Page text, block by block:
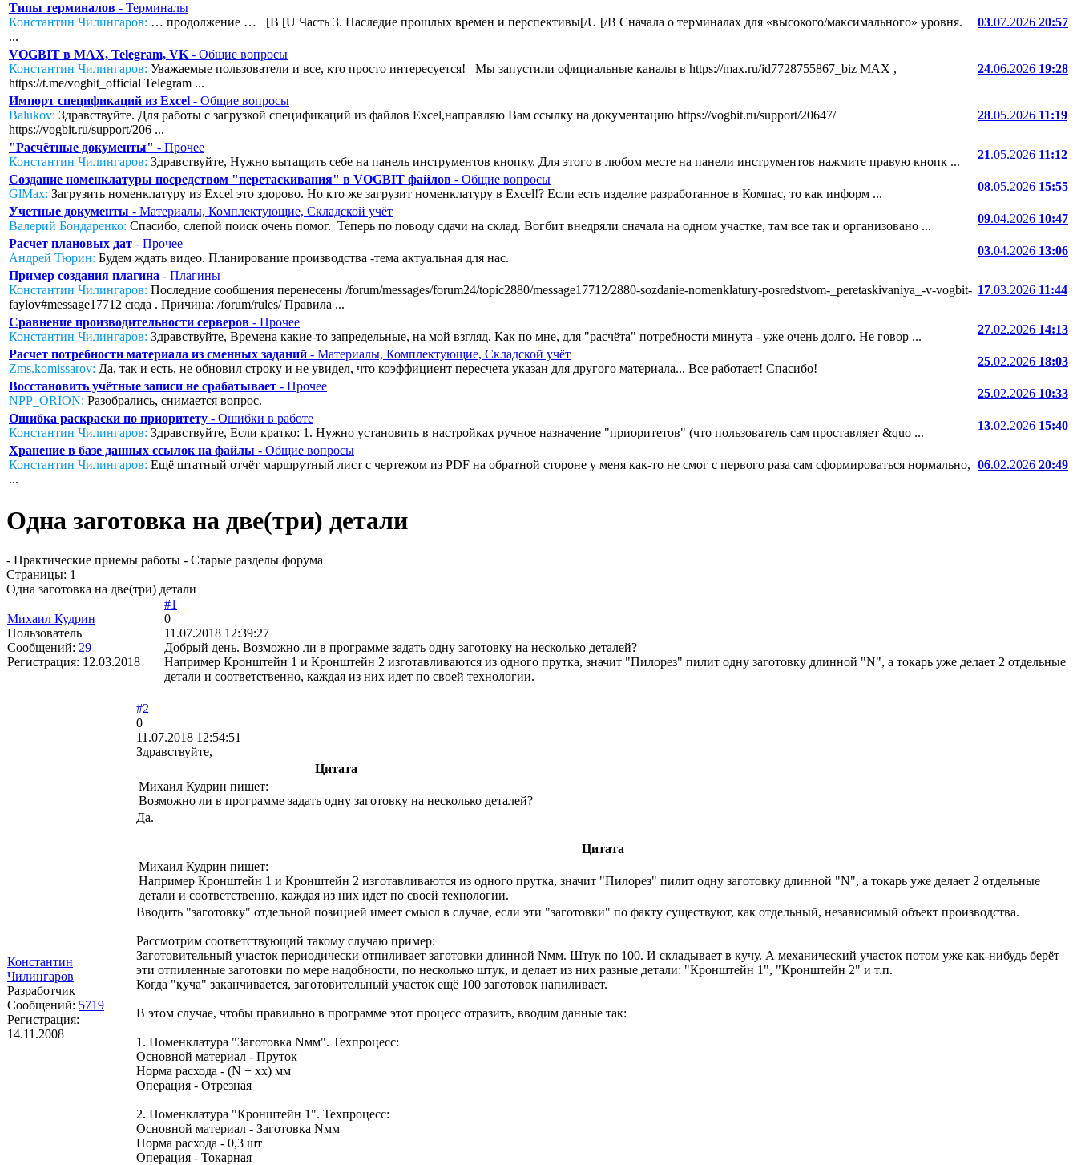
Типы терминалов - Терминалы
Константин Чилингаров: … продолжение … [B [U Часть 3. Наследие прошлых времен и перспективы[/U [/B Сначала о терминалах для «высокого/максимального» уровня.
...
03.07.2026 20:57
VOGBIT в MAX, Telegram, VK - Общие вопросы
Константин Чилингаров: Уважаемые пользователи и все, кто просто интересуется! Мы запустили официальные каналы в https://max.ru/id7728755867_biz MAX ,
https://t.me/vogbit_official Telegram ...
24.06.2026 19:28
Импорт спецификаций из Excel - Общие вопросы
Balukov: Здравствуйте. Для работы с загрузкой спецификаций из файлов Excel,направляю Вам ссылку на документацию https://vogbit.ru/support/20647/
https://vogbit.ru/support/206 ...
28.05.2026 11:19
"Расчётные документы" - Прочее
Константин Чилингаров: Здравствуйте, Нужно вытащить себе на панель инструментов кнопку. Для этого в любом месте на панели инструментов нажмите правую кнопк ...
21.05.2026 11:12
Создание номенклатуры посредством "перетаскивания" в VOGBIT файлов - Общие вопросы
GlMax: Загрузить номенклатуру из Excel это здорово. Но кто же загрузит номенклатуру в Excel!? Если есть изделие разработанное в Компас, то как информ ...
08.05.2026 15:55
Учетные документы - Материалы, Комплектующие, Складской учёт
Валерий Бондаренко: Спасибо, слепой поиск очень помог. Теперь по поводу сдачи на склад. Вогбит внедряли сначала на одном участке, там все так и организовано ...
09.04.2026 10:47
Расчет плановых дат - Прочее
Андрей Тюрин: Будем ждать видео. Планирование производства -тема актуальная для нас.
03.04.2026 13:06
Пример создания плагина - Плагины
Константин Чилингаров: Последние сообщения перенесены /forum/messages/forum24/topic2880/message17712/2880-sozdanie-nomenklatury-posredstvom-_peretaskivaniya_-v-vogbit-
faylov#message17712 сюда . Причина: /forum/rules/ Правила ...
17.03.2026 11:44
Сравнение производительности серверов - Прочее
Константин Чилингаров: Здравствуйте, Времена какие-то запредельные, на мой взгляд. Как по мне, для "расчёта" потребности минута - уже очень долго. Не говор ...
27.02.2026 14:13
Расчет потребности материала из сменных заданий - Материалы, Комплектующие, Складской учёт
Zms.komissarov: Да, так и есть, не обновил строку и не увидел, что коэффициент пересчета указан для другого материала... Все работает! Спасибо!
25.02.2026 18:03
Восстановить учётные записи не срабатывает - Прочее
NPP_ORION: Разобрались, снимается вопрос.
25.02.2026 10:33
Ошибка раскраски по приоритету - Ошибки в работе
Константин Чилингаров: Здравствуйте, Если кратко: 1. Нужно установить в настройках ручное назначение "приоритетов" (что пользователь сам проставляет &quo ...
13.02.2026 15:40
Хранение в базе данных ссылок на файлы - Общие вопросы
Константин Чилингаров: Ещё штатный отчёт маршрутный лист с чертежом из PDF на обратной стороне у меня как-то не смог с первого раза сам сформироваться нормально,
...
06.02.2026 20:49
Одна заготовка на две(три) детали
- Практические приемы работы - Старые разделы форума
Страницы: 1
Одна заготовка на две(три) детали
Михаил Кудрин
Пользователь
Сообщений: 29
Регистрация: 12.03.2018
#1
0
11.07.2018 12:39:27
Добрый день. Возможно ли в программе задать одну заготовку на несколько деталей?
Например Кронштейн 1 и Кронштейн 2 изготавливаются из одного прутка, значит "Пилорез" пилит одну заготовку длинной "N", а токарь уже делает 2 отдельные
детали и соответственно, каждая из них идет по своей технологии.
Константин
Чилингаров
Разработчик
Сообщений: 5719
Регистрация:
14.11.2008
#2
0
11.07.2018 12:54:51
Здравствуйте,
Цитата
Михаил Кудрин пишет:
Возможно ли в программе задать одну заготовку на несколько деталей?
Да.
Цитата
Михаил Кудрин пишет:
Например Кронштейн 1 и Кронштейн 2 изготавливаются из одного прутка, значит "Пилорез" пилит одну заготовку длинной "N", а токарь уже делает 2 отдельные
детали и соответственно, каждая из них идет по своей технологии.
Вводить "заготовку" отдельной позицией имеет смысл в случае, если эти "заготовки" по факту существуют, как отдельный, независимый объект производства.
Рассмотрим соответствующий такому случаю пример:
Заготовительный участок периодически отпиливает заготовки длинной Nмм. Штук по 100. И складывает в кучу. А механический участок потом уже как-нибудь берёт
эти отпиленные заготовки по мере надобности, по несколько штук, и делает из них разные детали: "Кронштейн 1", "Кронштейн 2" и т.п.
Когда "куча" заканчивается, заготовительный участок ещё 100 заготовок напиливает.
В этом случае, чтобы правильно в программе этот процесс отразить, вводим данные так:
1. Номенклатура "Заготовка Nмм". Техпроцесс:
Основной материал - Пруток
Норма расхода - (N + xx) мм
Операция - Отрезная
2. Номенклатура "Кронштейн 1". Техпроцесс:
Основной материал - Заготовка Nмм
Норма расхода - 0,3 шт
Операция - Токарная